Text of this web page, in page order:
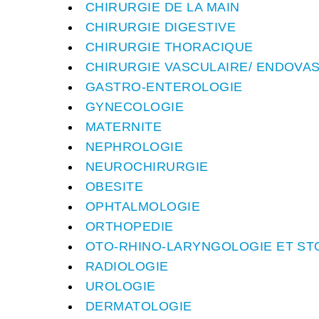
CHIRURGIE DE LA MAIN
CHIRURGIE DIGESTIVE
CHIRURGIE THORACIQUE
CHIRURGIE VASCULAIRE/
GASTRO-ENTEROLOGIE
GYNECOLOGIE
MATERNITE
NEPHROLOGIE
NEUROCHIRURGIE
OBESITE
OPHTALMOLOGIE
ORTHOPEDIE
OTO-RHINO-LARYNGOLOGIE ET
RADIOLOGIE
UROLOGIE
DERMATOLOGIE